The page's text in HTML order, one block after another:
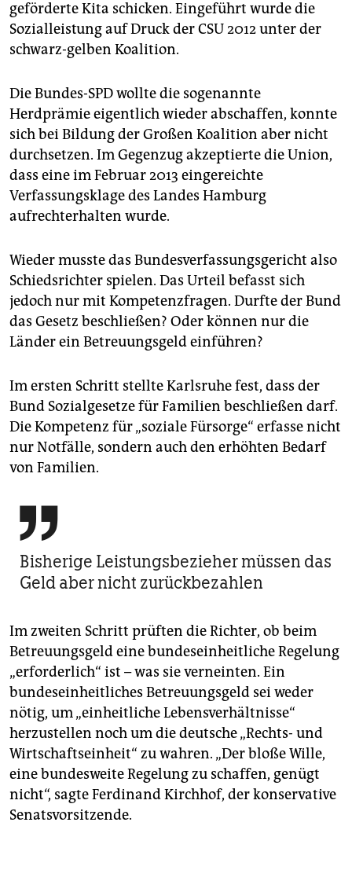
geförderte Kita schicken. Eingeführt wurde die
Sozialleistung auf Druck der CSU 2012 unter der
schwarz-gelben Koalition.
Die Bundes-SPD wollte die sogenannte
Herdprämie eigentlich wieder abschaffen, konnte
sich bei Bildung der Großen Koalition aber nicht
durchsetzen. Im Gegenzug akzeptierte die Union,
dass eine im Februar 2013 eingereichte
Verfassungsklage des Landes Hamburg
aufrechterhalten wurde.
Wieder musste das Bundesverfassungsgericht also
Schiedsrichter spielen. Das Urteil befasst sich
jedoch nur mit Kompetenzfragen. Durfte der Bund
das Gesetz beschließen? Oder können nur die
Länder ein Betreuungsgeld einführen?
Im ersten Schritt stellte Karlsruhe fest, dass der
Bund Sozialgesetze für Familien beschließen darf.
Die Kompetenz für „soziale Fürsorge“ erfasse nicht
nur Notfälle, sondern auch den erhöhten Bedarf
von Familien.

Bisherige Leistungsbezieher müssen das
Geld aber nicht zurückbezahlen
Im zweiten Schritt prüften die Richter, ob beim
Betreuungsgeld eine bundeseinheitliche Regelung
„erforderlich“ ist – was sie verneinten. Ein
bundeseinheitliches Betreuungsgeld sei weder
nötig, um „einheitliche Lebensverhältnisse“
herzustellen noch um die deutsche „Rechts- und
Wirtschaftseinheit“ zu wahren. „Der bloße Wille,
eine bundesweite Regelung zu schaffen, genügt
nicht“, sagte Ferdinand Kirchhof, der konservative
Senatsvorsitzende.